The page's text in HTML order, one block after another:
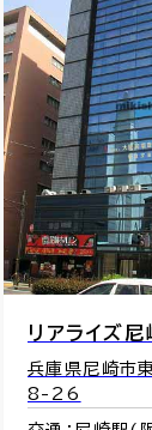
ニューアルカ
兵庫県尼崎市
交通：尼崎駅(